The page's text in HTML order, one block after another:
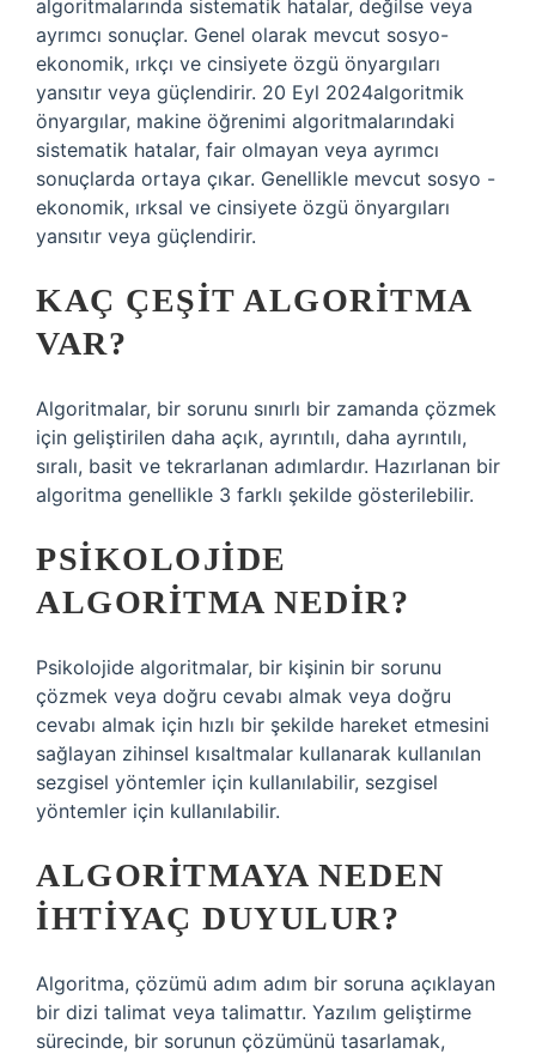
algoritmalarında sistematik hatalar, değilse veya
ayrımcı sonuçlar. Genel olarak mevcut sosyo-
ekonomik, ırkçı ve cinsiyete özgü önyargıları
yansıtır veya güçlendirir. 20 Eyl 2024algoritmik
önyargılar, makine öğrenimi algoritmalarındaki
sistematik hatalar, fair olmayan veya ayrımcı
sonuçlarda ortaya çıkar. Genellikle mevcut sosyo -
ekonomik, ırksal ve cinsiyete özgü önyargıları
yansıtır veya güçlendirir.
KAÇ ÇEŞIT ALGORITMA
VAR?
Algoritmalar, bir sorunu sınırlı bir zamanda çözmek
için geliştirilen daha açık, ayrıntılı, daha ayrıntılı,
sıralı, basit ve tekrarlanan adımlardır. Hazırlanan bir
algoritma genellikle 3 farklı şekilde gösterilebilir.
PSIKOLOJIDE
ALGORITMA NEDIR?
Psikolojide algoritmalar, bir kişinin bir sorunu
çözmek veya doğru cevabı almak veya doğru
cevabı almak için hızlı bir şekilde hareket etmesini
sağlayan zihinsel kısaltmalar kullanarak kullanılan
sezgisel yöntemler için kullanılabilir, sezgisel
yöntemler için kullanılabilir.
ALGORITMAYA NEDEN
IHTIYAÇ DUYULUR?
Algoritma, çözümü adım adım bir soruna açıklayan
bir dizi talimat veya talimattır. Yazılım geliştirme
sürecinde, bir sorunun çözümünü tasarlamak,